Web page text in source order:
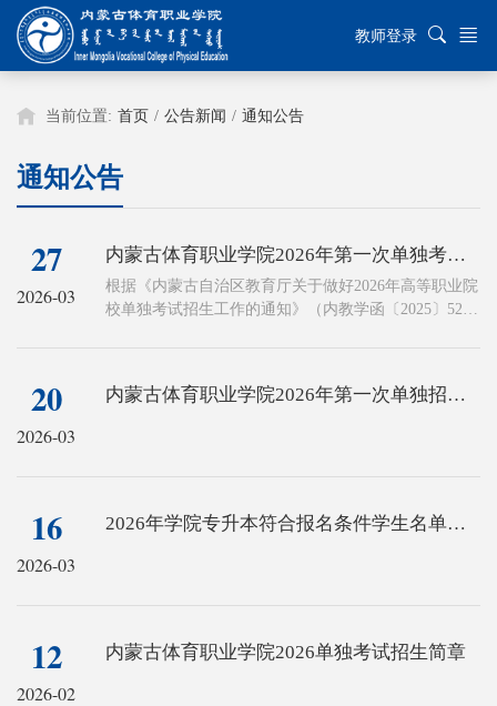
教师登录
当前位置: 首页 / 公告新闻 / 通知公告
通知公告
27
2026-03
内蒙古体育职业学院2026年第一次单独考试招生拟录取名单公示
根据《内蒙古自治区教育厅关于做好2026年高等职业院
校单独考试招生工作的通知》（内教学函〔2025〕52
取成绩进行审核，根据考生成绩现将拟录取名单予以公
20
2026-03
内蒙古体育职业学院2026年第一次单独招生考试成绩公示表
16
2026-03
2026年学院专升本符合报名条件学生名单公示
12
2026-02
内蒙古体育职业学院2026单独考试招生简章